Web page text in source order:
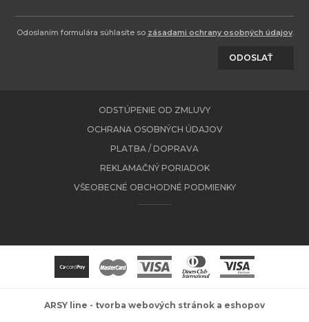
Odoslaním formulára súhlasíte so zásadami ochrany osobných údajov.
ODOSLAŤ
ODSTÚPENIE OD ZMLUVY
OCHRANA OSOBNÝCH ÚDAJOV
PLATBA / DOPRAVA
REKLAMAČNÝ PORIADOK
VŠEOBECNÉ OBCHODNÉ PODMIENKY
ARSY line - tvorba webových stránok a eshopov